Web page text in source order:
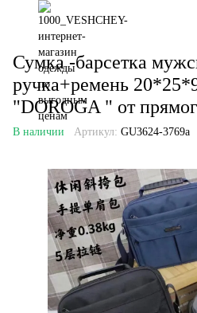
Сумка -барсетка
ручка+ремень
"DOROGA " от
В наличии Артикул: GU3624-3769a